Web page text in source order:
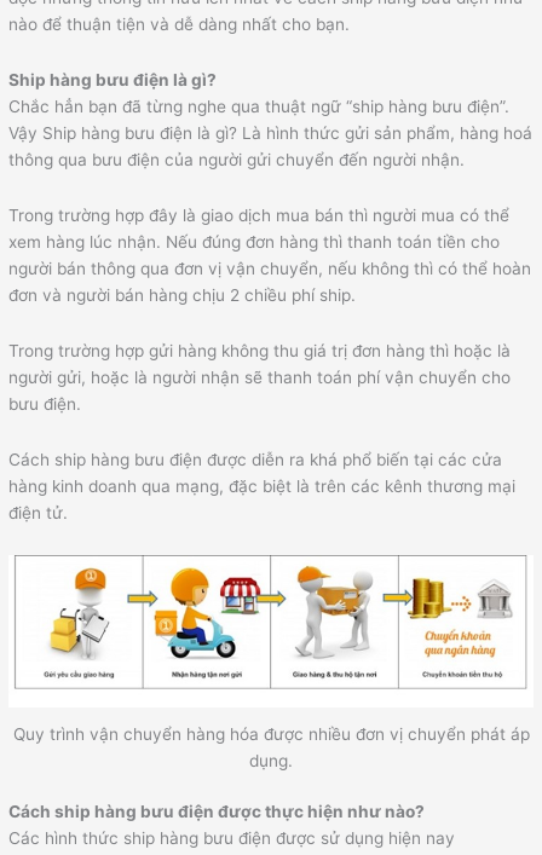
nào để thuận tiện và dễ dàng nhất cho bạn.
Ship hàng bưu điện là gì?
Chắc hẳn bạn đã từng nghe qua thuật ngữ “ship hàng bưu điện”.
Vậy Ship hàng bưu điện là gì? Là hình thức gửi sản phẩm, hàng hoá
thông qua bưu điện của người gửi chuyển đến người nhận.
Trong trường hợp đây là giao dịch mua bán thì người mua có thể
xem hàng lúc nhận. Nếu đúng đơn hàng thì thanh toán tiền cho
người bán thông qua đơn vị vận chuyển, nếu không thì có thể hoàn
đơn và người bán hàng chịu 2 chiều phí ship.
Trong trường hợp gửi hàng không thu giá trị đơn hàng thì hoặc là
người gửi, hoặc là người nhận sẽ thanh toán phí vận chuyển cho
bưu điện.
Cách ship hàng bưu điện được diễn ra khá phổ biến tại các cửa
hàng kinh doanh qua mạng, đặc biệt là trên các kênh thương mại
điện tử.
Quy trình vận chuyển hàng hóa được nhiều đơn vị chuyển phát áp
dụng.
Cách ship hàng bưu điện được thực hiện như nào?
Các hình thức ship hàng bưu điện được sử dụng hiện nay